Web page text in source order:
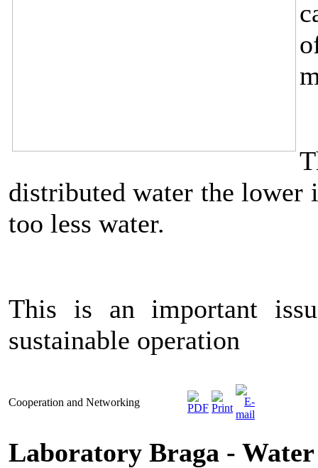
distributed water the lower
too less water.
This is an important
sustainable operation
Cooperation and Networking
Laboratory Braga -